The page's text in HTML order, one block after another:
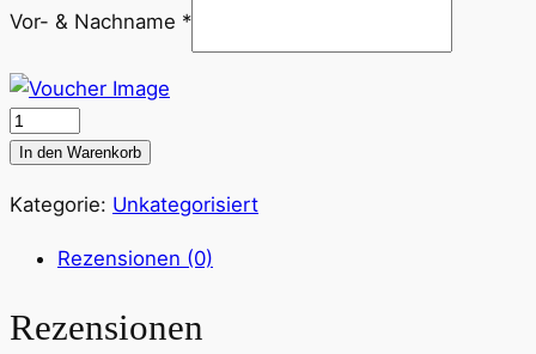
Vor- & Nachname *
HolyCon-
Ticket
&
Menge
In den Warenkorb
Kategorie: Unkategorisiert
Rezensionen (0)
Rezensionen